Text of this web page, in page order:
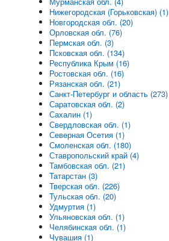
Нижегородская (Горьковская) (1)
Новгородская обл. (20)
Орловская обл. (76)
Пермская обл. (3)
Псковская обл. (134)
Республика Крым (16)
Ростовская обл. (16)
Рязанская обл. (21)
Санкт-Петербург и область (273)
Саратовская обл. (2)
Сахалин (1)
Свердловская обл. (1)
Северная Осетия (1)
Смоленская обл. (180)
Ставропольский край (4)
Тамбовская обл. (21)
Татарстан (3)
Тверская обл. (226)
Тульская обл. (20)
Удмуртия (1)
Ульяновская обл. (1)
Челябинская обл. (1)
Чувашия (1)